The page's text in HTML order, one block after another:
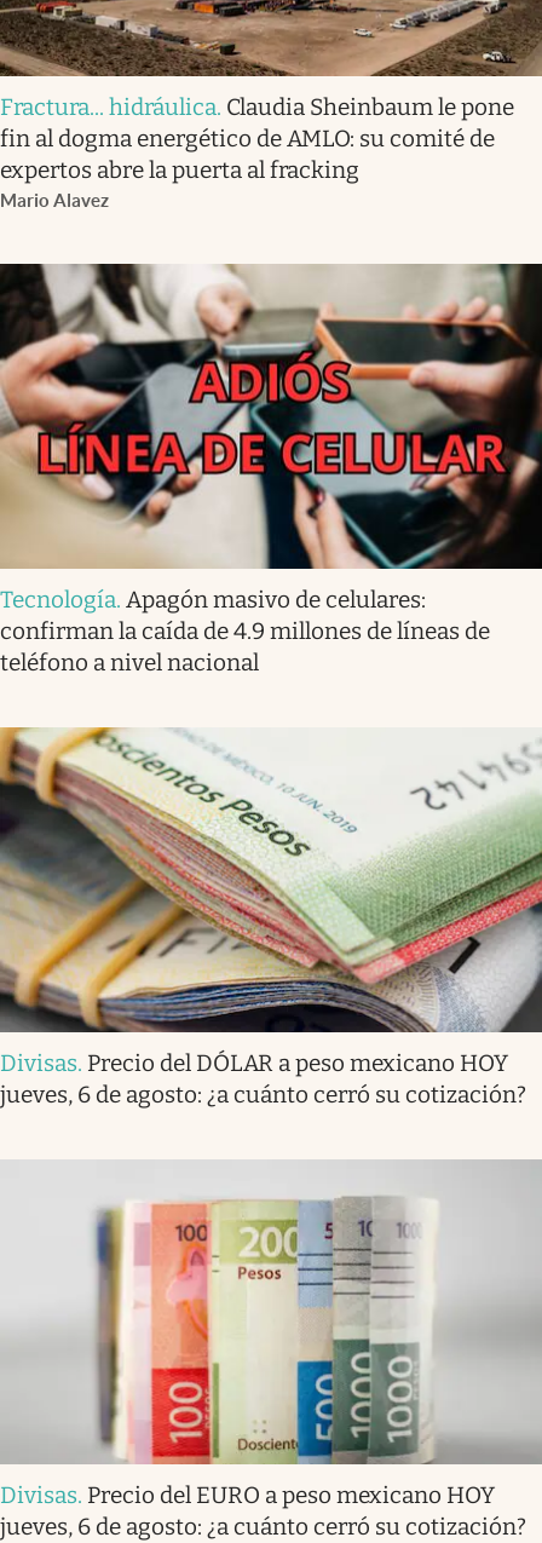
Fractura... hidráulica. Claudia Sheinbaum le pone
fin al dogma energético de AMLO: su comité de
expertos abre la puerta al fracking
Mario Alavez
Tecnología. Apagón masivo de celulares:
confirman la caída de 4.9 millones de líneas de
teléfono a nivel nacional
Divisas. Precio del DÓLAR a peso mexicano HOY
jueves, 6 de agosto: ¿a cuánto cerró su cotización?
Divisas. Precio del EURO a peso mexicano HOY
jueves, 6 de agosto: ¿a cuánto cerró su cotización?